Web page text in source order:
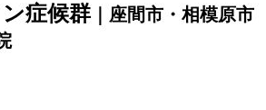
症候群 ｜座間市・相模原市